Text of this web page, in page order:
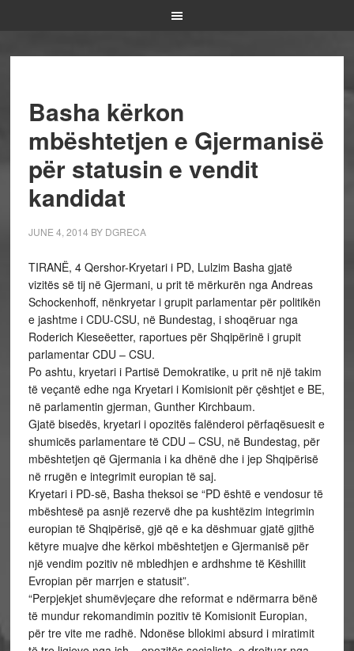
Basha kërkon
mbështetjen e Gjermanisë
për statusin e vendit
kandidat
JUNE 4, 2014 BY DGRECA
TIRANË, 4 Qershor-Kryetari i PD, Lulzim Basha gjatë
vizitës së tij në Gjermani, u prit të mërkurën nga Andreas
Schockenhoff, nënkryetar i grupit parlamentar për politikën
e jashtme i CDU-CSU, në Bundestag, i shoqëruar nga
Roderich Kieseëetter, raportues për Shqipërinë i grupit
parlamentar CDU – CSU.
Po ashtu, kryetari i Partisë Demokratike, u prit në një takim
të veçantë edhe nga Kryetari i Komisionit për çështjet e BE,
në parlamentin gjerman, Gunther Kirchbaum.
Gjatë bisedës, kryetari i opozitës falënderoi përfaqësuesit e
shumicës parlamentare të CDU – CSU, në Bundestag, për
mbështetjen që Gjermania i ka dhënë dhe i jep Shqipërisë
në rrugën e integrimit europian të saj.
Kryetari i PD-së, Basha theksoi se “PD është e vendosur të
mbështesë pa asnjë rezervë dhe pa kushtëzim integrimin
europian të Shqipërisë, gjë që e ka dëshmuar gjatë gjithë
këtyre muajve dhe kërkoi mbështetjen e Gjermanisë për
një vendim pozitiv në mbledhjen e ardhshme të Këshillit
Evropian për marrjen e statusit”.
“Perpjekjet shumëvjeçare dhe reformat e ndërmarra bënë
të mundur rekomandimin pozitiv të Komisionit Europian,
për tre vite me radhë. Ndonëse bllokimi absurd i miratimit